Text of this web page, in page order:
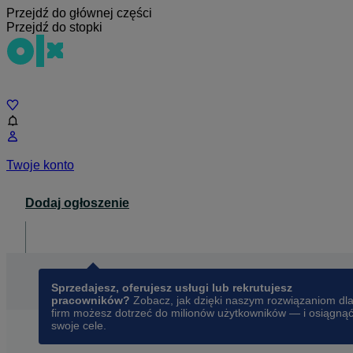
Przejdź do głównej części
Przejdź do stopki
Twoje konto
Dodaj ogłoszenie
Sprzedajesz, oferujesz usługi lub rekrutujesz
pracowników? Zobacz, jak dzięki naszym rozwiązaniom dla
firm możesz dotrzeć do milionów użytkowników — i osiągnąć
swoje cele.